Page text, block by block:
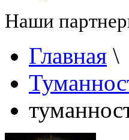
Наши
Главная \